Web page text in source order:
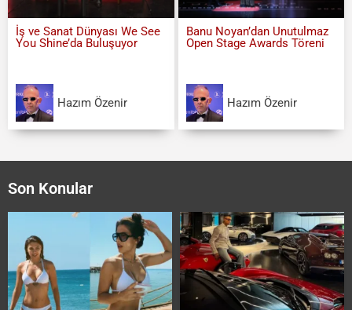
İş ve Sanat Dünyası We See
You Shine’da Buluşuyor
Hazım Özenir
Banu Noyan’dan Unutulmaz
Open Stage Awards Töreni
Hazım Özenir
Son Konular